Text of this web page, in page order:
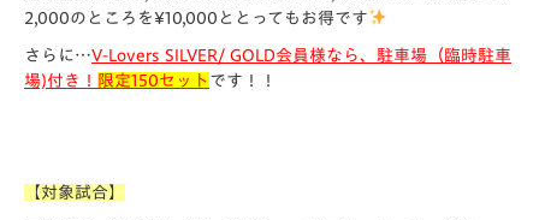
2,000のところを¥10,000ととってもお得です
さらに…V-Lovers SILVER/ GOLD会員様なら、駐車場（臨時駐車
場)付き！
限定150セット です！！
【対象試合】